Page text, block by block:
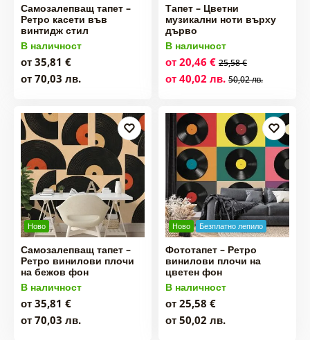
Самозалепващ тапет –
Ретро касети във
винтидж стил
В наличност
от 35,81 €
от 70,03 лв.
Тапет – Цветни
музикални ноти върху
дърво
В наличност
от 20,46 € 25,58 €
от 40,02 лв. 50,02 лв.
Ново
Самозалепващ тапет –
Ретро винилови плочи
на бежов фон
В наличност
от 35,81 €
от 70,03 лв.
Ново Безплатно лепило
Фототапет – Ретро
винилови плочи на
цветен фон
В наличност
от 25,58 €
от 50,02 лв.